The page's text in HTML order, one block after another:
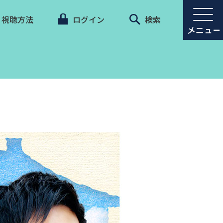
視聴方法 ログイン 検索